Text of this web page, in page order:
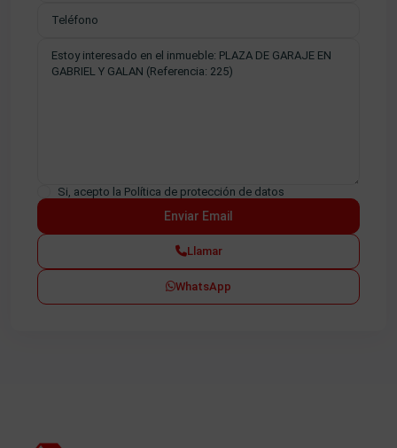
Si, acepto la Política de protección de datos
Llamar
WhatsApp